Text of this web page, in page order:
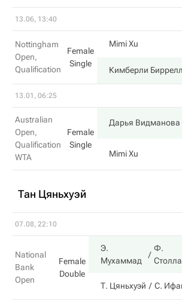
13.06, 13:40
Nottingham
Open,
Qualification
Female
Single
Mimi Xu
Кимберли Биррелл
13.01, 06:25
Australian
Open,
Qualification
WTA
Female
Single
Дарья Видманова
Mimi Xu
Тан Цяньхуэй
07.08, 22:10
National
Bank
Open
Female
Double
Э.
Мухаммад
Ф.
Т. Цяньхуэй С.